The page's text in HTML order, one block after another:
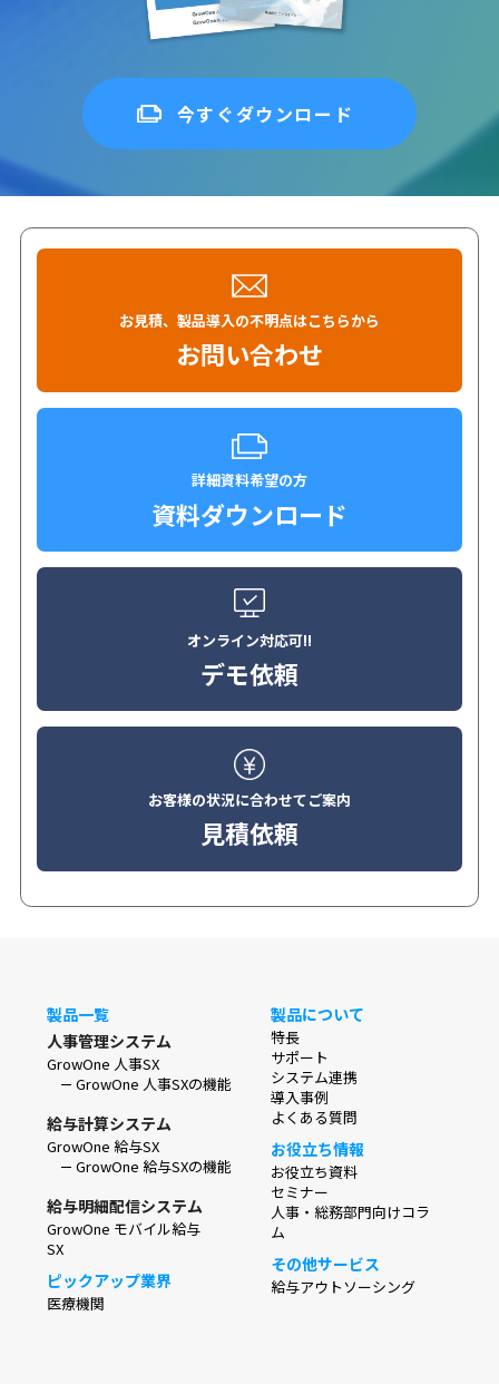
今すぐダウンロード
お見積、製品導入の不明点はこちらから
お問い合わせ
詳細資料希望の方
資料ダウンロード
オンライン対応可!!
デモ依頼
お客様の状況に合わせてご案内
見積依頼
製品一覧
人事管理システム
GrowOne 人事SX
GrowOne 人事SXの機能
給与計算システム
GrowOne 給与SX
GrowOne 給与SXの機能
給与明細配信システム
GrowOne モバイル給与
SX
ピックアップ業界
医療機関
製品について
特長
サポート
システム連携
導入事例
よくある質問
お役立ち情報
お役立ち資料
セミナー
人事・総務部門向けコラ
ム
その他サービス
給与アウトソーシング